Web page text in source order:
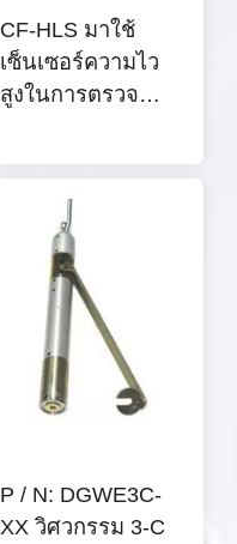
CF-HLS มาใช้
เซ็นเซอร์ความไว
สูงในการตรวจ
เปลี่ยนแปลง ray
แสงรถยนต์
อัตโนมัติ
P / N: DGWE3C-
XX วิศวกรรม 3-C